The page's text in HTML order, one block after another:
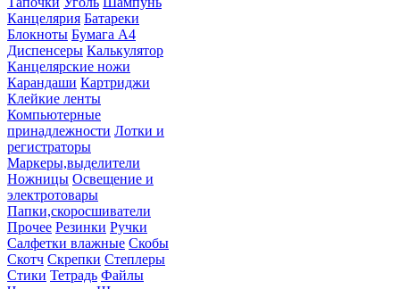
Канцелярия Батареки
Блокноты Бумага А4
Диспенсеры Калькулятор
Канцелярские ножи
Карандаши Картриджи
Клейкие ленты
Компьютерные
принадлежности Лотки и
регистраторы
Маркеры,выделители
Ножницы Освещение и
электротовары
Папки,скоросшиватели
Прочее Резинки Ручки
Салфетки влажные Скобы
Скотч Скрепки Степлеры
Стики Тетрадь Файлы